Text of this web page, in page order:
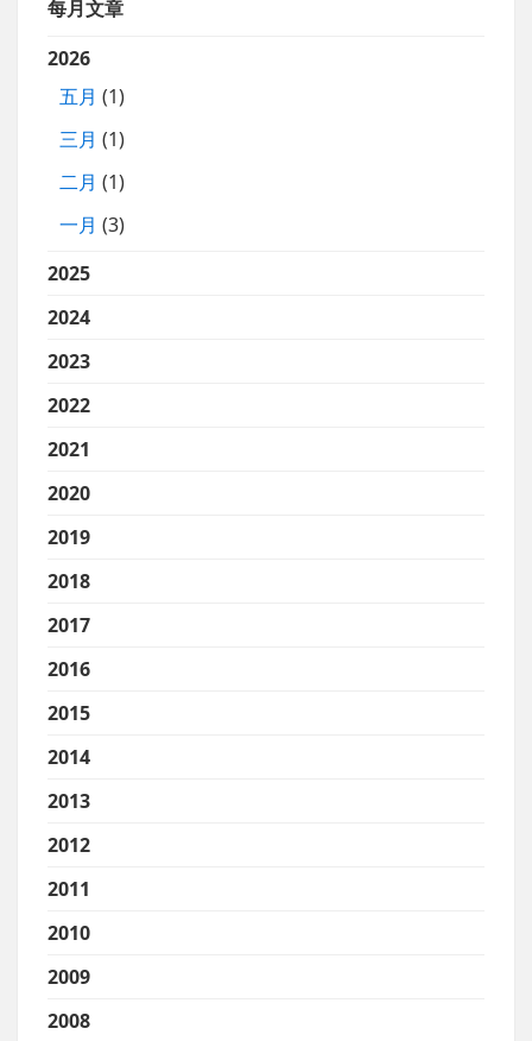
每月文章
2026
五月 (1)
三月 (1)
二月 (1)
一月 (3)
2025
2024
2023
2022
2021
2020
2019
2018
2017
2016
2015
2014
2013
2012
2011
2010
2009
2008